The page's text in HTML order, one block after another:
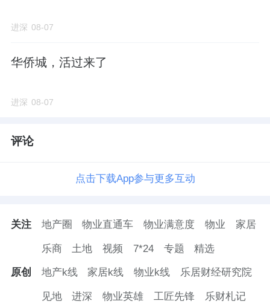
持股51%，其余49%股权为万兴建筑集团所持
有。
股；万兴建筑则是一家以建筑与市政总承包、
民营企业，实控人为董事长吕保明，持股约
来，开发商和物业不是一家，后续交房交接上
开发商减配，不是同一家也不好处理。
在售楼处及样板间装饰装修工程上，梧桐府仍
进深 08-07
华侨城，活过来了
进深 08-07
评论
点击下载App参与更多互动
关注 地产圈 物业直通车 物业满意度 物业 家居
乐商 土地 视频 7*24 专题 精选
原创 地产k线 家居k线 物业k线 乐居财经研究院
见地 进深 物业英雄 工匠先锋 乐财札记